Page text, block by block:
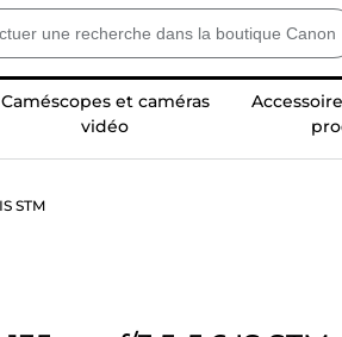
Caméscopes et caméras
vidéo
STM